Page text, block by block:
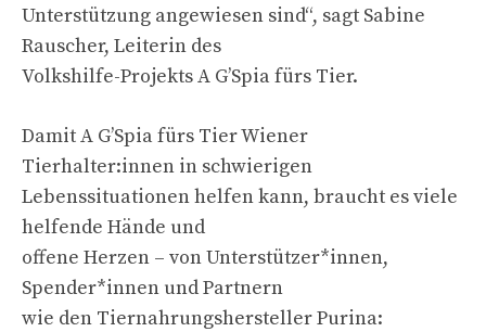
Unterstützung angewiesen sind“, sagt Sabine
Rauscher, Leiterin des
Volkshilfe-Projekts A G’Spia fürs Tier.
Damit A G’Spia fürs Tier Wiener
Tierhalter:innen in schwierigen
Lebenssituationen helfen kann, braucht es viele
helfende Hände und
offene Herzen – von Unterstützer*innen,
Spender*innen und Partnern
wie den Tiernahrungshersteller Purina: